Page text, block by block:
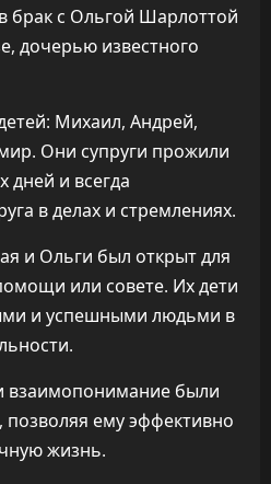
брак с Ольгой Шарлоттой
дочерью известного
Михаил, Андрей,
Они супруги прожили
дней и всегда
в делах и стремлениях.
и Ольги был открыт для
или совете. Их дети
и успешными людьми в
взаимопонимание были
позволяя ему эффективно
жизнь.